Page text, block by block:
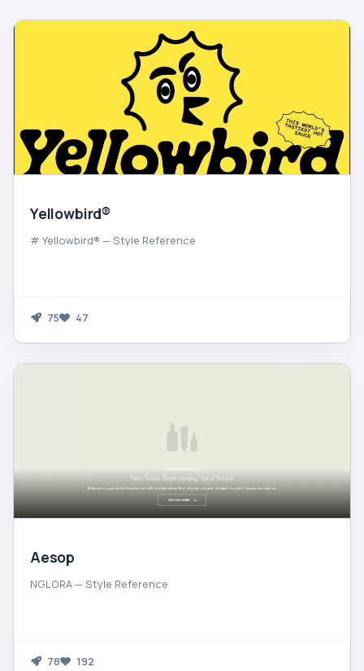
Yellowbird®
# Yellowbird® — Style Reference
75 47
Aesop
NGLORA — Style Reference
78 192